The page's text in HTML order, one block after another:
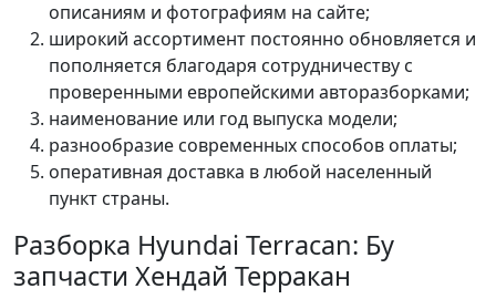
описаниям и фотографиям на сайте;
широкий ассортимент постоянно обновляется и
пополняется благодаря сотрудничеству с
проверенными европейскими авторазборками;
наименование или год выпуска модели;
разнообразие современных способов оплаты;
оперативная доставка в любой населенный
пункт страны.
Разборка Hyundai Terracan: Бу
запчасти Хендай Терракан